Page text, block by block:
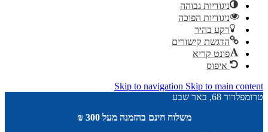
ניגודיות גבוהה
ניגודיות הפוכה
רקע בהיר
הדגשת קישורים
פונט קריא
איפוס
Skip to navigation Skip to main content
טרומפלדור 68, באר שבע
משלוח חינם בהזמנה מעל 300 ₪